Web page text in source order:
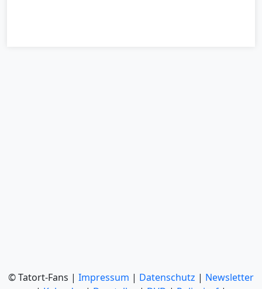
© Tatort-Fans | Impressum | Datenschutz | Newsletter